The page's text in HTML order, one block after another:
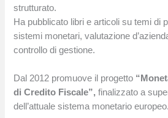
strutturato.
Ha pubblicato libri e articoli su temi di
sistemi monetari, valutazione
controllo di gestione.
Dal 2012 promuove il progetto
di Credito Fiscale”, finalizzato a
dell’attuale sistema monetario europeo.